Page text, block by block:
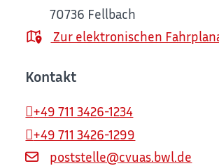
70736 Fellbach
Zur elektronischen
Kontakt
+49 711 3426-1234
+49 711 3426-1299
poststelle@cvuas.bwl.de